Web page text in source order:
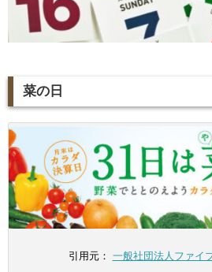
菜の日
引用元： 一般社団法人ファイ